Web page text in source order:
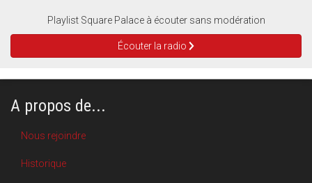
Playlist Square Palace à écouter sans modération
Écouter la radio
A propos de...
Nous rejoindre
Historique